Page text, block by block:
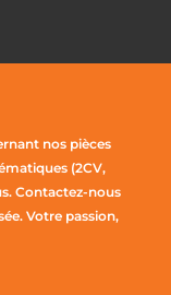
nos pièces
(2CV,
Contactez-nous
Votre passion,